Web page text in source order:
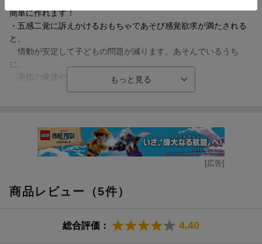
一人ひとりの好みに合わせて必要なおもちゃですが、市販品は高
価でたくさんは購入できない場合も。
そんな現状で、100均材料で量産しやすく、手早く作れて作業が負
担にならないおもちゃのアイデアを紹介！
現役保育者が園での子どもの姿から考案し、特に夢中になった作
品を選びました。
簡単に作れます！
・五感二覚に訴えかけるおもちゃであそび感覚欲求が満たされる
と、
情動が安定して子どもの問題が減ります。あそんでいるうち
に、
手指の発達や生活動作の習得にもつながります。
・多くのおもちゃが百均の素材で簡単に作れるので、
保育現場では「感覚おもちゃ」が求められています。
子どもは心地よい感触、引っ張ると伸び縮みする、
など直感的にあそべるおもちゃを好みます。
特に発達障害のある子にとって、十分にあそべるおもちゃは大
集中してあそび込めると精神が安定してトラブルが減り、
一人ひとりの好みに合わせて必要なおもちゃですが、
市販品は高価でたくさんは購入できない場合も。
[広告]
商品レビュー（5件）
総合評価： 4.40